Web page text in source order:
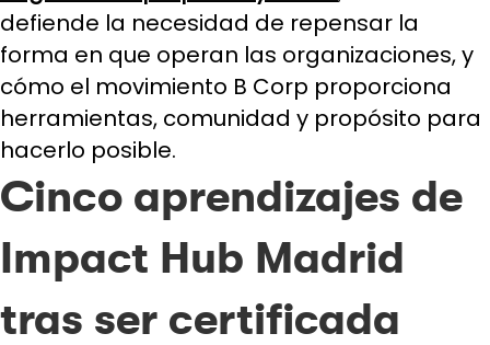
defiende la necesidad de repensar la
forma en que operan las organizaciones, y
cómo el movimiento B Corp proporciona
herramientas, comunidad y propósito para
hacerlo posible.
Cinco aprendizajes de
Impact Hub Madrid
tras ser certificada